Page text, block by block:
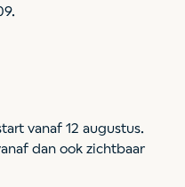
vanaf 12 augustus.
dan ook zichtbaar